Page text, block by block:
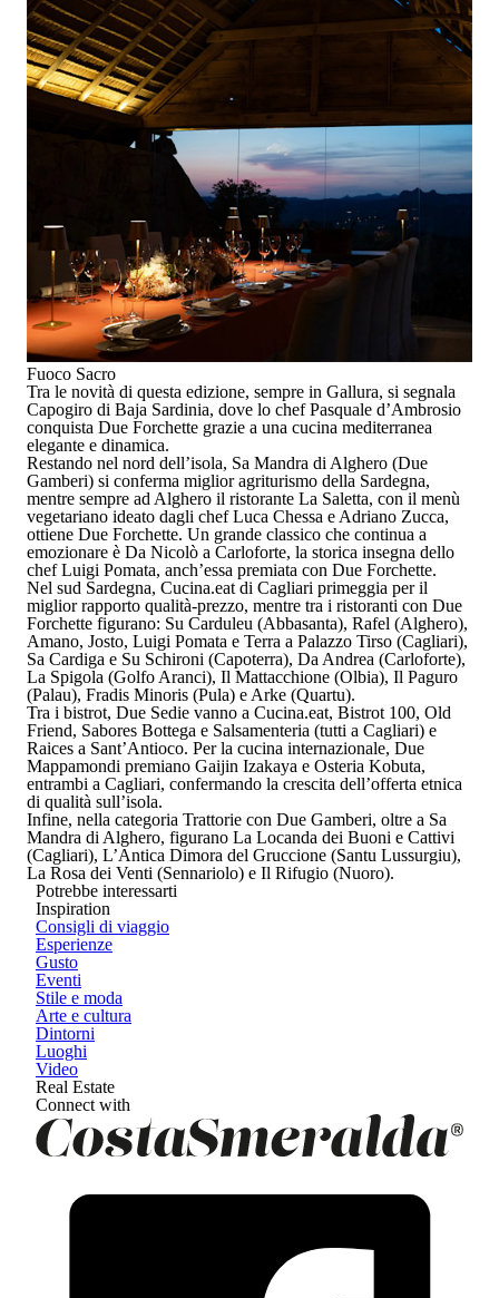
Fuoco Sacro
Tra le novità di questa edizione, sempre in Gallura, si segnala
Capogiro di Baja Sardinia, dove lo chefPasquale d’Ambrosio
conquista Due Forchette grazie a una cucina mediterranea
elegante e dinamica.
Restando nel nord dell’isola, Sa Mandra di Alghero (Due
Gamberi) si conferma miglior agriturismo della Sardegna,
mentre sempre ad Alghero il ristorante La Saletta, con il menù
vegetariano ideato dagli chefLuca Chessa e Adriano Zucca,
ottiene Due Forchette. Un grande classico che continua a
emozionare è Da Nicolò a Carloforte, la storica insegna dello
chefLuigi Pomata, anch’essa premiata con Due Forchette.
Nel sud Sardegna, Cucina.eat di Cagliari primeggia per il
miglior rapporto qualità-prezzo, mentre tra i ristoranti con Due
Forchette figurano: Su Carduleu (Abbasanta), Rafel (Alghero),
Amano, Josto, Luigi Pomata e Terra a Palazzo Tirso (Cagliari),
Sa Cardiga e Su Schironi (Capoterra), Da Andrea (Carloforte),
La Spigola (Golfo Aranci), Il Mattacchione (Olbia), Il Paguro
(Palau), Fradis Minoris (Pula) e Arke (Quartu).
Tra i bistrot, Due Sedie vanno a Cucina.eat, Bistrot 100, Old
Friend, Sabores Bottega e Salsamenteria (tutti a Cagliari) e
Raices a Sant’Antioco. Per la cucina internazionale, Due
Mappamondi premiano Gaijin Izakaya e Osteria Kobuta,
entrambi a Cagliari, confermando la crescita dell’offerta etnica
di qualità sull’isola.
Infine, nella categoria Trattorie con Due Gamberi, oltre a Sa
Mandra di Alghero, figurano La Locanda dei Buoni e Cattivi
(Cagliari), L’Antica Dimora del Gruccione (Santu Lussurgiu),
La Rosa dei Venti (Sennariolo) e Il Rifugio (Nuoro).
Potrebbe interessarti
Inspiration
Consigli di viaggio
Esperienze
Gusto
Eventi
Stile e moda
Arte e cultura
Dintorni
Luoghi
Video
Real Estate
Connect with